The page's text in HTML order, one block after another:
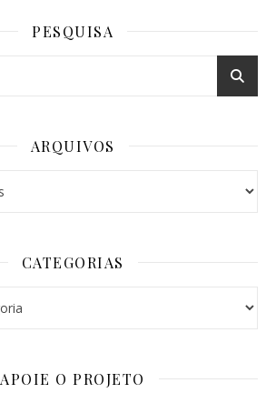
PESQUISA
ARQUIVOS
CATEGORIAS
APOIE O PROJETO